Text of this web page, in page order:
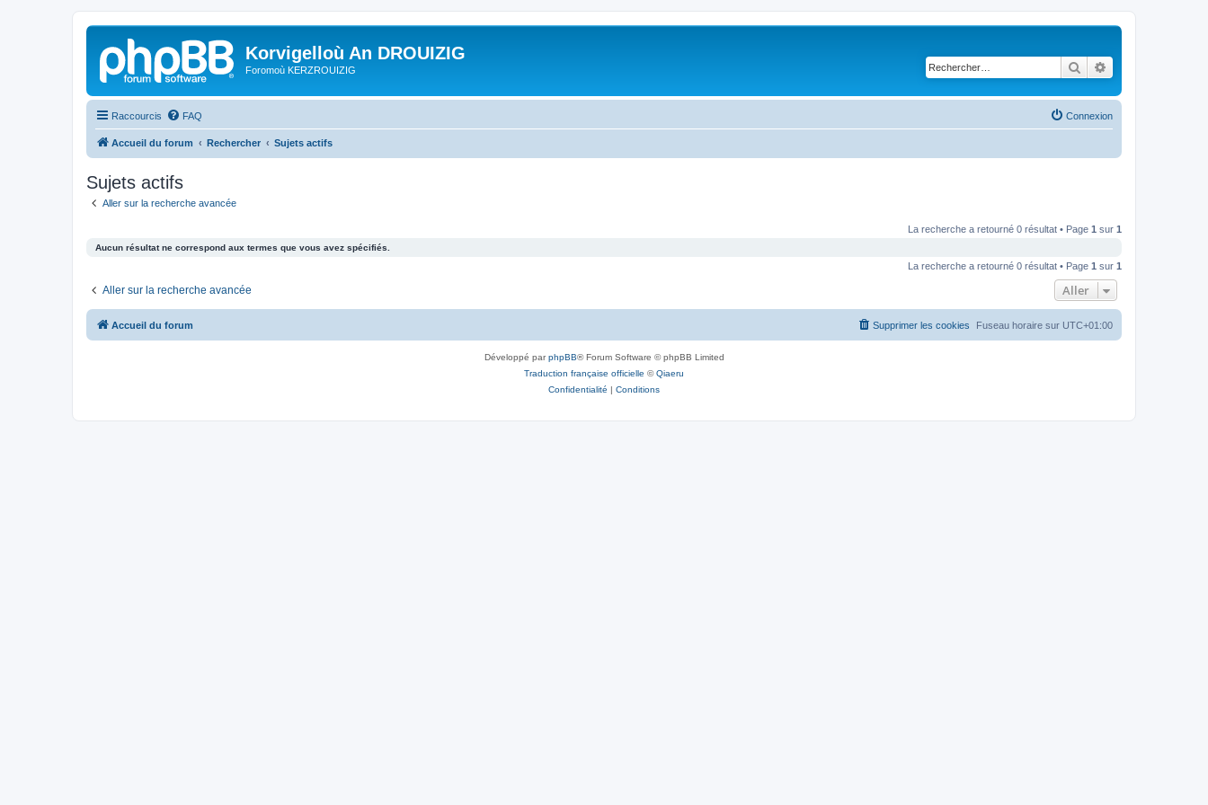
Korvigelloù An DROUIZIG
Foromoù KERZROUIZIG Rechercher
Raccourcis FAQ Connexion
Accueil du forum Rechercher Sujets actifs
Sujets actifs
Aller sur la recherche avancée
La recherche a retourné 0 résultat • Page 1 sur 1
Aucun résultat ne correspond aux termes que vous avez spécifiés.
La recherche a retourné 0 résultat • Page 1 sur 1
Aller sur la recherche avancée Aller
Accueil du forum Fuseau horaire sur UTC+01:00
Supprimer les cookies
Développé parphpBB® Forum Software © phpBB Limited
Traduction française officielle ©Qiaeru
Confidentialité | Conditions